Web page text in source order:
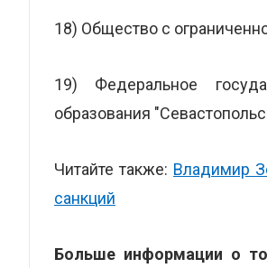
18) Общество с
19) Федеральное
образования
Читайте также: Владимир
санкций
Больше информации о